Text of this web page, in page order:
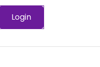
Login